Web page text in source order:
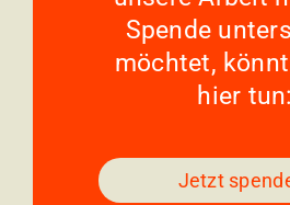
Spende
möchtet,
hier tun:
Jetzt